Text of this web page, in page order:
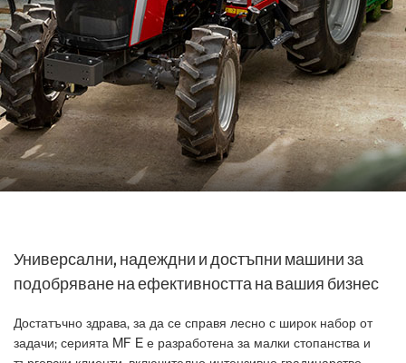
Универсални, надеждни и достъпни машини за
подобряване на ефективността на вашия бизнес
Достатъчно здрава, за да се справя лесно с широк набор от
задачи; серията MF E е разработена за малки стопанства и